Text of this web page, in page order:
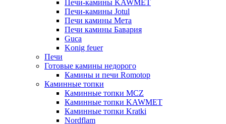
Печи-камины KAWMET
Печи-камины Jotul
Печи камины Мета
Печи камины Бавария
Guca
Konig feuer
Печи
Готовые камины недорого
Камины и печи Romotop
Каминные топки
Каминные топки MCZ
Каминные топки KAWMET
Каминные топки Kratki
Nordflam